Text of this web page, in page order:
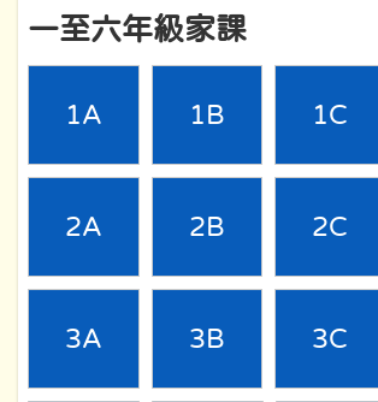
一至六年級家課
1A 1B 1C
2A 2B 2C
3A 3B 3C